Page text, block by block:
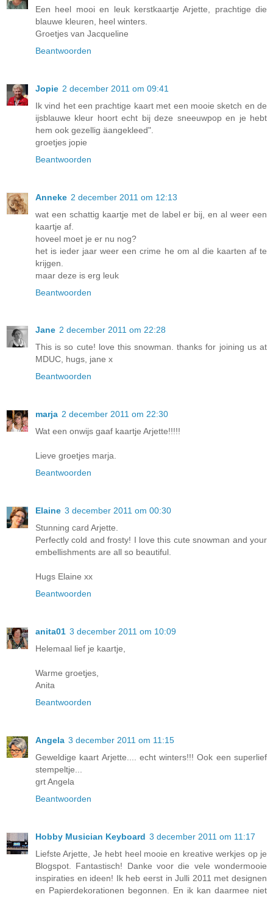
Een heel mooi en leuk kerstkaartje Arjette, prachtige die
blauwe kleuren, heel winters.
Groetjes van Jacqueline
Beantwoorden
Jopie 2 december 2011 om 09:41
Ik vind het een prachtige kaart met een mooie sketch en de
ijsblauwe kleur hoort echt bij deze sneeuwpop en je hebt
hem ook gezellig äangekleed".
groetjes jopie
Beantwoorden
Anneke 2 december 2011 om 12:13
wat een schattig kaartje met de label er bij, en al weer een
kaartje af.
hoveel moet je er nu nog?
het is ieder jaar weer een crime he om al die kaarten af te
krijgen.
maar deze is erg leuk
Beantwoorden
Jane 2 december 2011 om 22:28
This is so cute! love this snowman. thanks for joining us at
MDUC, hugs, jane x
Beantwoorden
marja 2 december 2011 om 22:30
Wat een onwijs gaaf kaartje Arjette!!!!!
Lieve groetjes marja.
Beantwoorden
Elaine 3 december 2011 om 00:30
Stunning card Arjette.
Perfectly cold and frosty! I love this cute snowman and your
embellishments are all so beautiful.
Hugs Elaine xx
Beantwoorden
anita01 3 december 2011 om 10:09
Helemaal lief je kaartje,
Warme groetjes,
Anita
Beantwoorden
Angela 3 december 2011 om 11:15
Geweldige kaart Arjette.... echt winters!!! Ook een superlief
stempeltje...
grt Angela
Beantwoorden
Hobby Musician Keyboard 3 december 2011 om 11:17
Liefste Arjette, Je hebt heel mooie en kreative werkjes op je
Blogspot. Fantastisch! Danke voor die vele wondermooie
inspiraties en ideen! Ik heb eerst in Julli 2011 met designen
en Papierdekorationen begonnen. En ik kan daarmee niet